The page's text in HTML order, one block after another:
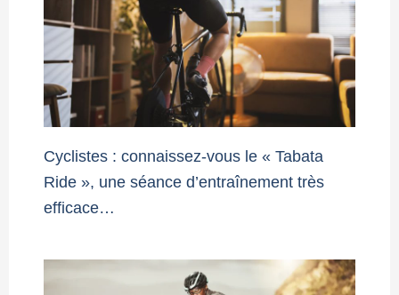
Cyclistes : connaissez-vous le « Tabata
Ride », une séance d’entraînement très
efficace…